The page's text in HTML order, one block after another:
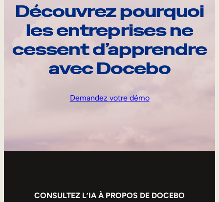
Découvrez pourquoi
les entreprises ne
cessent d’apprendre
avec Docebo
Demandez votre démo
CONSULTEZ L’IA À PROPOS DE DOCEBO